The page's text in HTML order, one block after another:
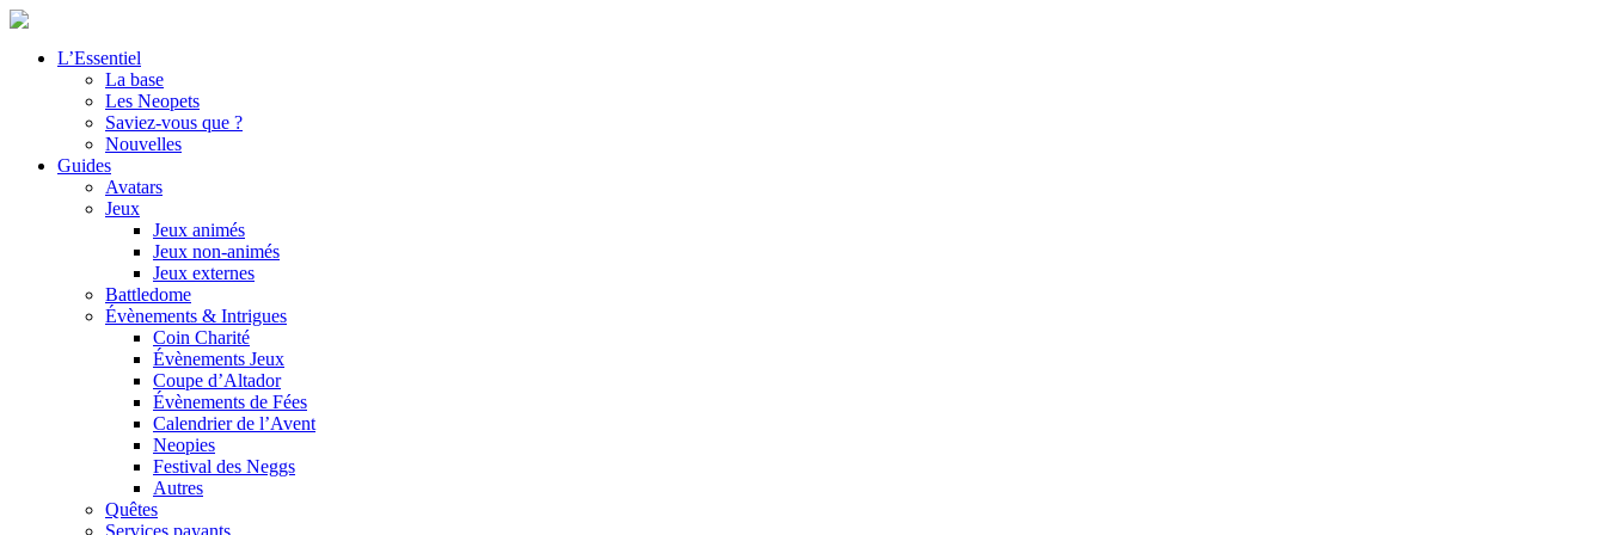
L’Essentiel
La base
Les Neopets
Saviez-vous que ?
Nouvelles
Guides
Avatars
Jeux
Jeux animés
Jeux non-animés
Jeux externes
Battledome
Évènements & Intrigues
Coin Charité
Évènements Jeux
Coupe d’Altador
Évènements de Fées
Calendrier de l’Avent
Neopies
Festival des Neggs
Autres
Quêtes
Services payants